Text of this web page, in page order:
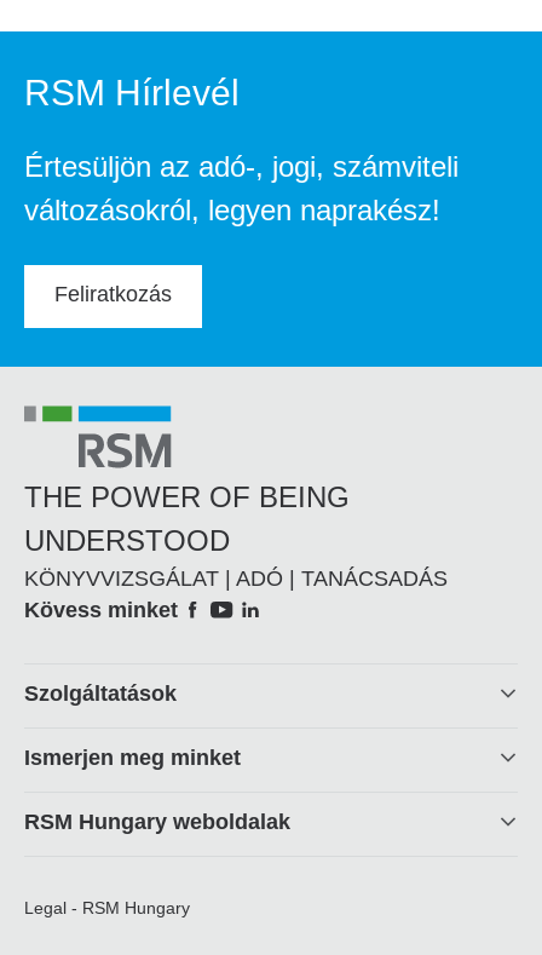
RSM Hírlevél
Értesüljön az adó-, jogi, számviteli
változásokról, legyen naprakész!
Feliratkozás
THE POWER OF BEING
UNDERSTOOD
KÖNYVVIZSGÁLAT | ADÓ | TANÁCSADÁS
Social
Kövess minket
Footer
Szolgáltatások
Ismerjen meg minket
RSM Hungary weboldalak
Legal - RSM Hungary